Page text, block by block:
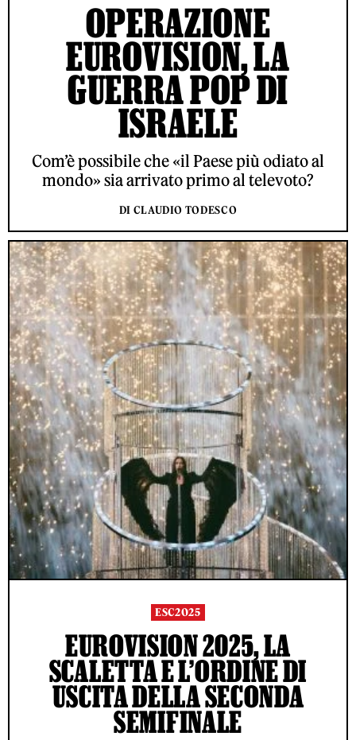
OPERAZIONE
EUROVISION, LA
GUERRA POP DI
ISRAELE
Com’è possibile che «il Paese più odiato al
mondo» sia arrivato primo al televoto?
DI CLAUDIO TODESCO
ESC2025
EUROVISION 2025, LA
SCALETTA E L’ORDINE DI
USCITA DELLA SECONDA
SEMIFINALE